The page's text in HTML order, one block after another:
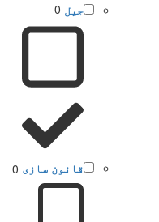
جیل 0
قانون سازی 0